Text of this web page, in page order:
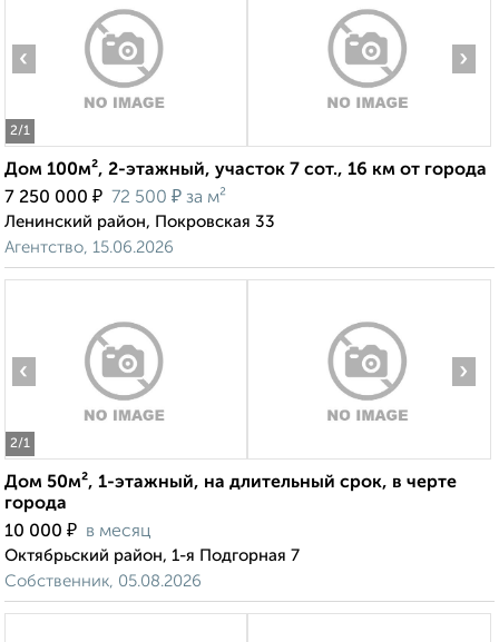
2/1
‹ ›
Дом 100м², 2-этажный, участок 7 сот., 16 км от города
7 250 000 ₽ 72 500 ₽ за м²
Ленинский район, Покровская 33
Агентство, 15.06.2026
2/1
‹ ›
Дом 50м², 1-этажный, на длительный срок, в черте
города
10 000 ₽ в месяц
Октябрьский район, 1-я Подгорная 7
Собственник, 05.08.2026